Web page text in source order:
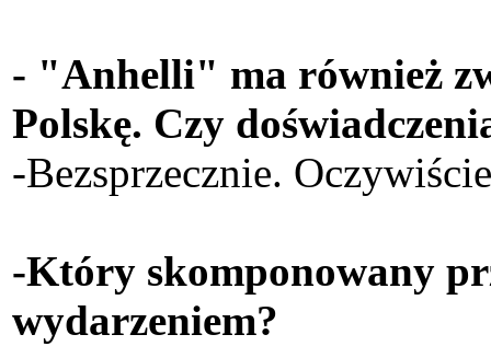
- "Anhelli" ma również
Polskę. Czy
-Bezsprzecznie.
-Który skomponowany
wydarzeniem?